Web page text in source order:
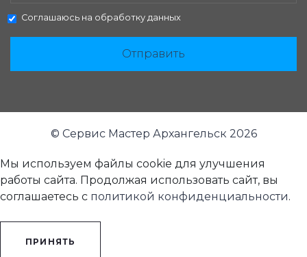
Соглашаюсь на обработку данных
Отправить
© Сервис Мастер Архангельск 2026
Мы используем файлы cookie для улучшения
работы сайта. Продолжая использовать сайт, вы
соглашаетесь с политикой конфиденциальности.
ПРИНЯТЬ